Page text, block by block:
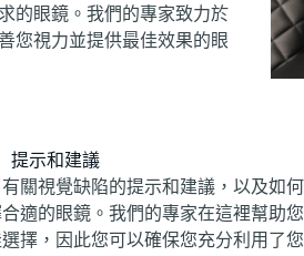
的眼鏡。我們的專家致力於
您視力並提供最佳效果的眼
提示和建議
關視覺缺陷的提示和建議，以及如何
適的眼鏡。我們的專家在這裡幫助您
擇，因此您可以確保您充分利用了您